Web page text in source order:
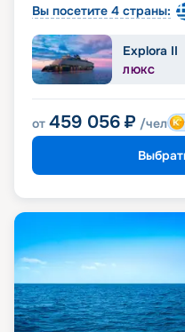
Вы посетите 4 страны:
Explora II
ЛЮКС
от 459 056 ₽ /чел